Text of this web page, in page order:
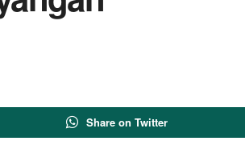
Share on Twitter